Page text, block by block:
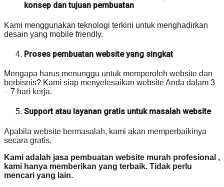
konsep dan tujuan pembuatan
Kami menggunakan teknologi terkini untuk menghadirkan
desain yang mobile friendly.
Proses pembuatan website yang singkat
Mengapa harus menunggu untuk memperoleh website dan
berbisnis? Kami siap menyelesaikan website Anda dalam 3
– 7 hari kerja.
Support atau layanan gratis untuk masalah website
Apabila website bermasalah, kami akan memperbaikinya
secara gratis.
Kami adalah jasa pembuatan website murah profesional ,
kami hanya memberikan yang terbaik. Tidak perlu
mencari yang lain.